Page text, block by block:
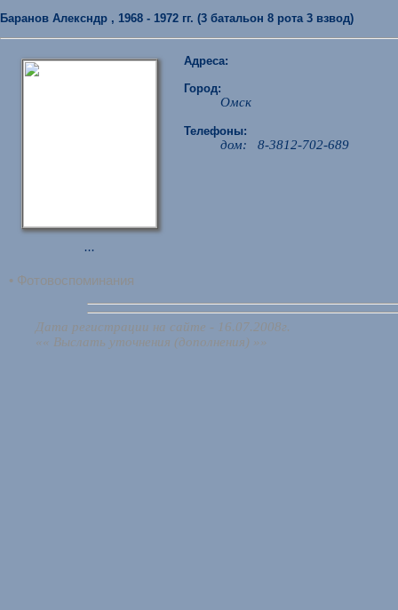
Баранов Алексндр , 1968 - 1972 гг. (3 батальон 8 рота 3 взвод)
...
• Фотовоспоминания
Адреса:
Город:
Омск
Телефоны:
дом: 8-3812-702-689
Дата регистрации на сайте - 16.07.2008г.
«« Выслать уточнения (дополнения) »»